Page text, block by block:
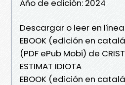
Año de edición: 2024
Descargar o leer en línea
EBOOK (edición en
(PDF ePub Mobi) de
ESTIMAT IDIOTA
EBOOK (edición en